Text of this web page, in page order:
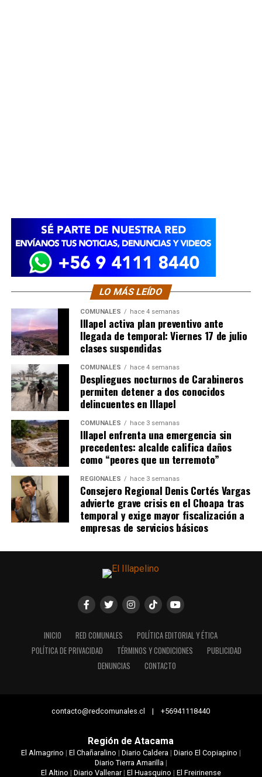
LO MÁS LEÍDO
COMUNALES hace 4 semanas
Illapel activa plan preventivo ante
llegada de temporal: Viernes 17 de julio
clases suspendidas
COMUNALES hace 4 semanas
Despliegues nocturnos de Carabineros
permiten detener a dos conocidos
delincuentes en Illapel
COMUNALES hace 3 semanas
Illapel enfrenta una emergencia sin
precedentes: alcalde califica daños
como “peores que un terremoto”
REGIONALES hace 3 semanas
Consejero Regional Denis Cortés Vargas
advierte grave crisis en el Choapa tras
temporal y exige mayor fiscalización a
empresas de servicios básicos
INICIO RED COMUNALES
POLÍTICA EDITORIAL Y ÉTICA
POLÍTICA DE PRIVACIDAD
TÉRMINOS Y CONDICIONES
PUBLICIDAD
DENUNCIAS
CONTACTO
contacto@redcomunales.cl | +56941118440
Región de Atacama
El Almagrino | El Chañaralino | Diario Caldera | Diario El Copiapino |
Diario Tierra Amarilla |
El Altino | Diario Vallenar| El Huasquino | El Freirinense